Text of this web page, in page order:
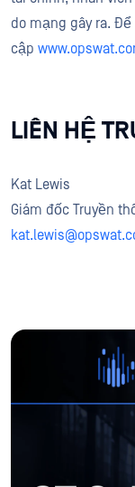
do mạng gây ra. Để
cập
LIÊN HỆ
Kat Lewis
Giám đốc Truyền